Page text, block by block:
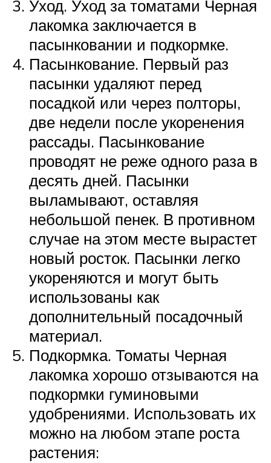
Уход. Уход за томатами Черная
лакомка заключается в
пасынковании и подкормке.
Пасынкование. Первый раз
пасынки удаляют перед
посадкой или через полторы,
две недели после укоренения
рассады. Пасынкование
проводят не реже одного раза в
десять дней. Пасынки
выламывают, оставляя
небольшой пенек. В противном
случае на этом месте вырастет
новый росток. Пасынки легко
укореняются и могут быть
использованы как
дополнительный посадочный
материал.
Подкормка. Томаты Черная
лакомка хорошо отзываются на
подкормки гуминовыми
удобрениями. Использовать их
можно на любом этапе роста
растения: